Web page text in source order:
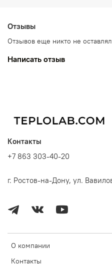
Отзывы
Отзывов еще никто не оставлял
Написать отзыв
О компании
Контакты
Контакты
+7 863 303-40-20
г. Ростов-на-Дону, ул.